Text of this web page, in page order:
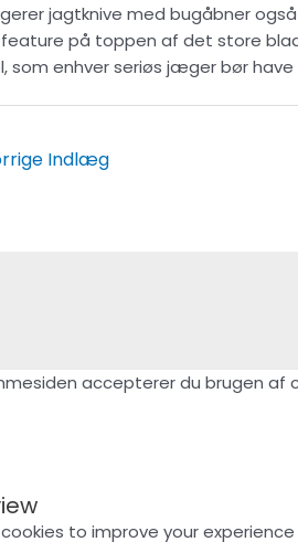
jagtknive med bugåbner
på toppen af det store
som enhver seriøs jæger bør have
Indlæg
accepterer du brugen af
to improve your